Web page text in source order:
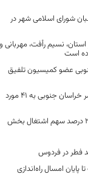
شورای اسلامی شهر در
نسیم رأفت، مهربانی و
است
عضو کمیسیون تلفیق
امدادرسانی هلال احمر خراسان جنوبی به ۴۱ مورد
اهتمام برای تحقق ۲۵ درصد سهم اشتغال بخش
فطر در فردوس
امسال راه‌اندازی